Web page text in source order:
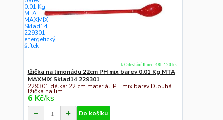
lžička na limonádu 22cm PH mix barev 0.01 Kg MTA
MAXMIX Sklad14 229301
229301 délka: 22 cm materiál: PH mix barev Dlouhá
lžička na lim...
6 Kč/ks
k Odeslání Ihned-48h 120 ks
Do košíku